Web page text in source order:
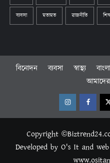
ব্যবসা মতামত রাজনীতি
বিনোদন ব্যবসা স্বাস্থ্য
আমাদের
Instagram
Copyright
Developed by O's It and